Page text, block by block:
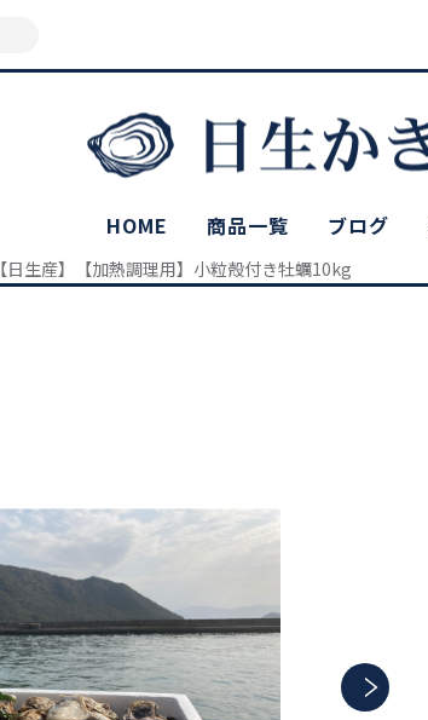
HOME 商品一覧 ブログ
【日生産】【加熱調理用】小粒殻付き牡蠣10kg